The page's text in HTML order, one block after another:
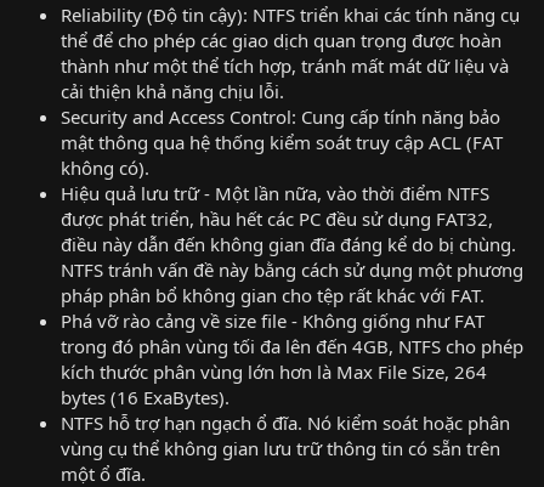
Reliability (Độ tin cậy): NTFS triển khai các tính năng cụ
thể để cho phép các giao dịch quan trọng được hoàn
thành như một thể tích hợp, tránh mất mát dữ liệu và
cải thiện khả năng chịu lỗi.
Security and Access Control: Cung cấp tính năng bảo
mật thông qua hệ thống kiểm soát truy cập ACL (FAT
không có).
Hiệu quả lưu trữ - Một lần nữa, vào thời điểm NTFS
được phát triển, hầu hết các PC đều sử dụng FAT32,
điều này dẫn đến không gian đĩa đáng kể do bị chùng.
NTFS tránh vấn đề này bằng cách sử dụng một phương
pháp phân bổ không gian cho tệp rất khác với FAT.
Phá vỡ rào cảng về size file - Không giống như FAT
trong đó phân vùng tối đa lên đến 4GB, NTFS cho phép
kích thước phân vùng lớn hơn là Max File Size, 264
bytes (16 ExaBytes).
NTFS hỗ trợ hạn ngạch ổ đĩa. Nó kiểm soát hoặc phân
vùng cụ thể không gian lưu trữ thông tin có sẵn trên
một ổ đĩa.